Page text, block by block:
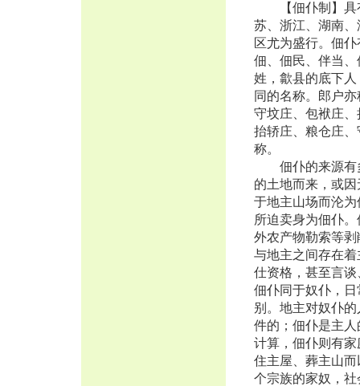
【佃仆制】具有
苏、浙江、湖南
区尤为盛行。佃
佃、佃民、伴当
姓，歙县的底下
同的名称。郎户
守坟庄、包袱庄
抬轿庄、粮仓庄
称。
佃仆的来源有多
的土地而来，或
于地主山场而沦
所迫卖身为佃仆
外农产物勒索等
与地主之间存在
仕资格，甚至言
佃仆同于奴仆，
别。地主对奴仆
件的；佃仆是主
计算，佃仆则有
住主屋、葬主山
个宗族的家奴，